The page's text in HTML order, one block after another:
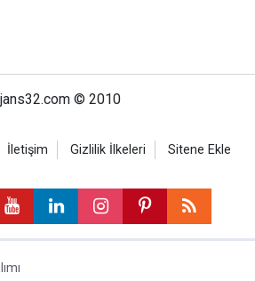
© 2010
İletişim Gizlilik İlkeleri Sitene Ekle